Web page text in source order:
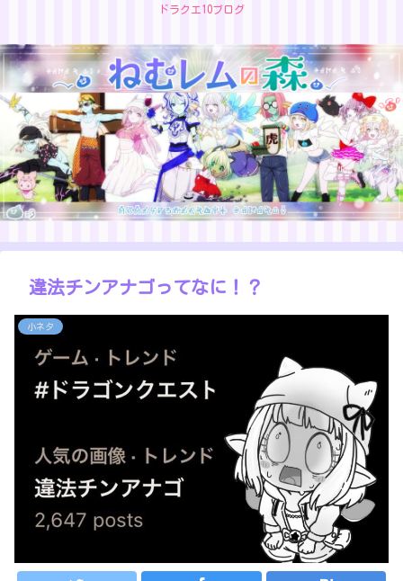
ドラクエ10ブログ
違法チンアナゴってなに！？
小ネタ